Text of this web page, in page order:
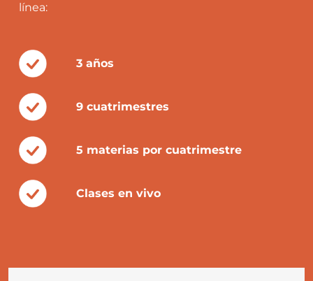
línea:
3 años
9 cuatrimestres
5 materias por cuatrimestre
Clases en vivo